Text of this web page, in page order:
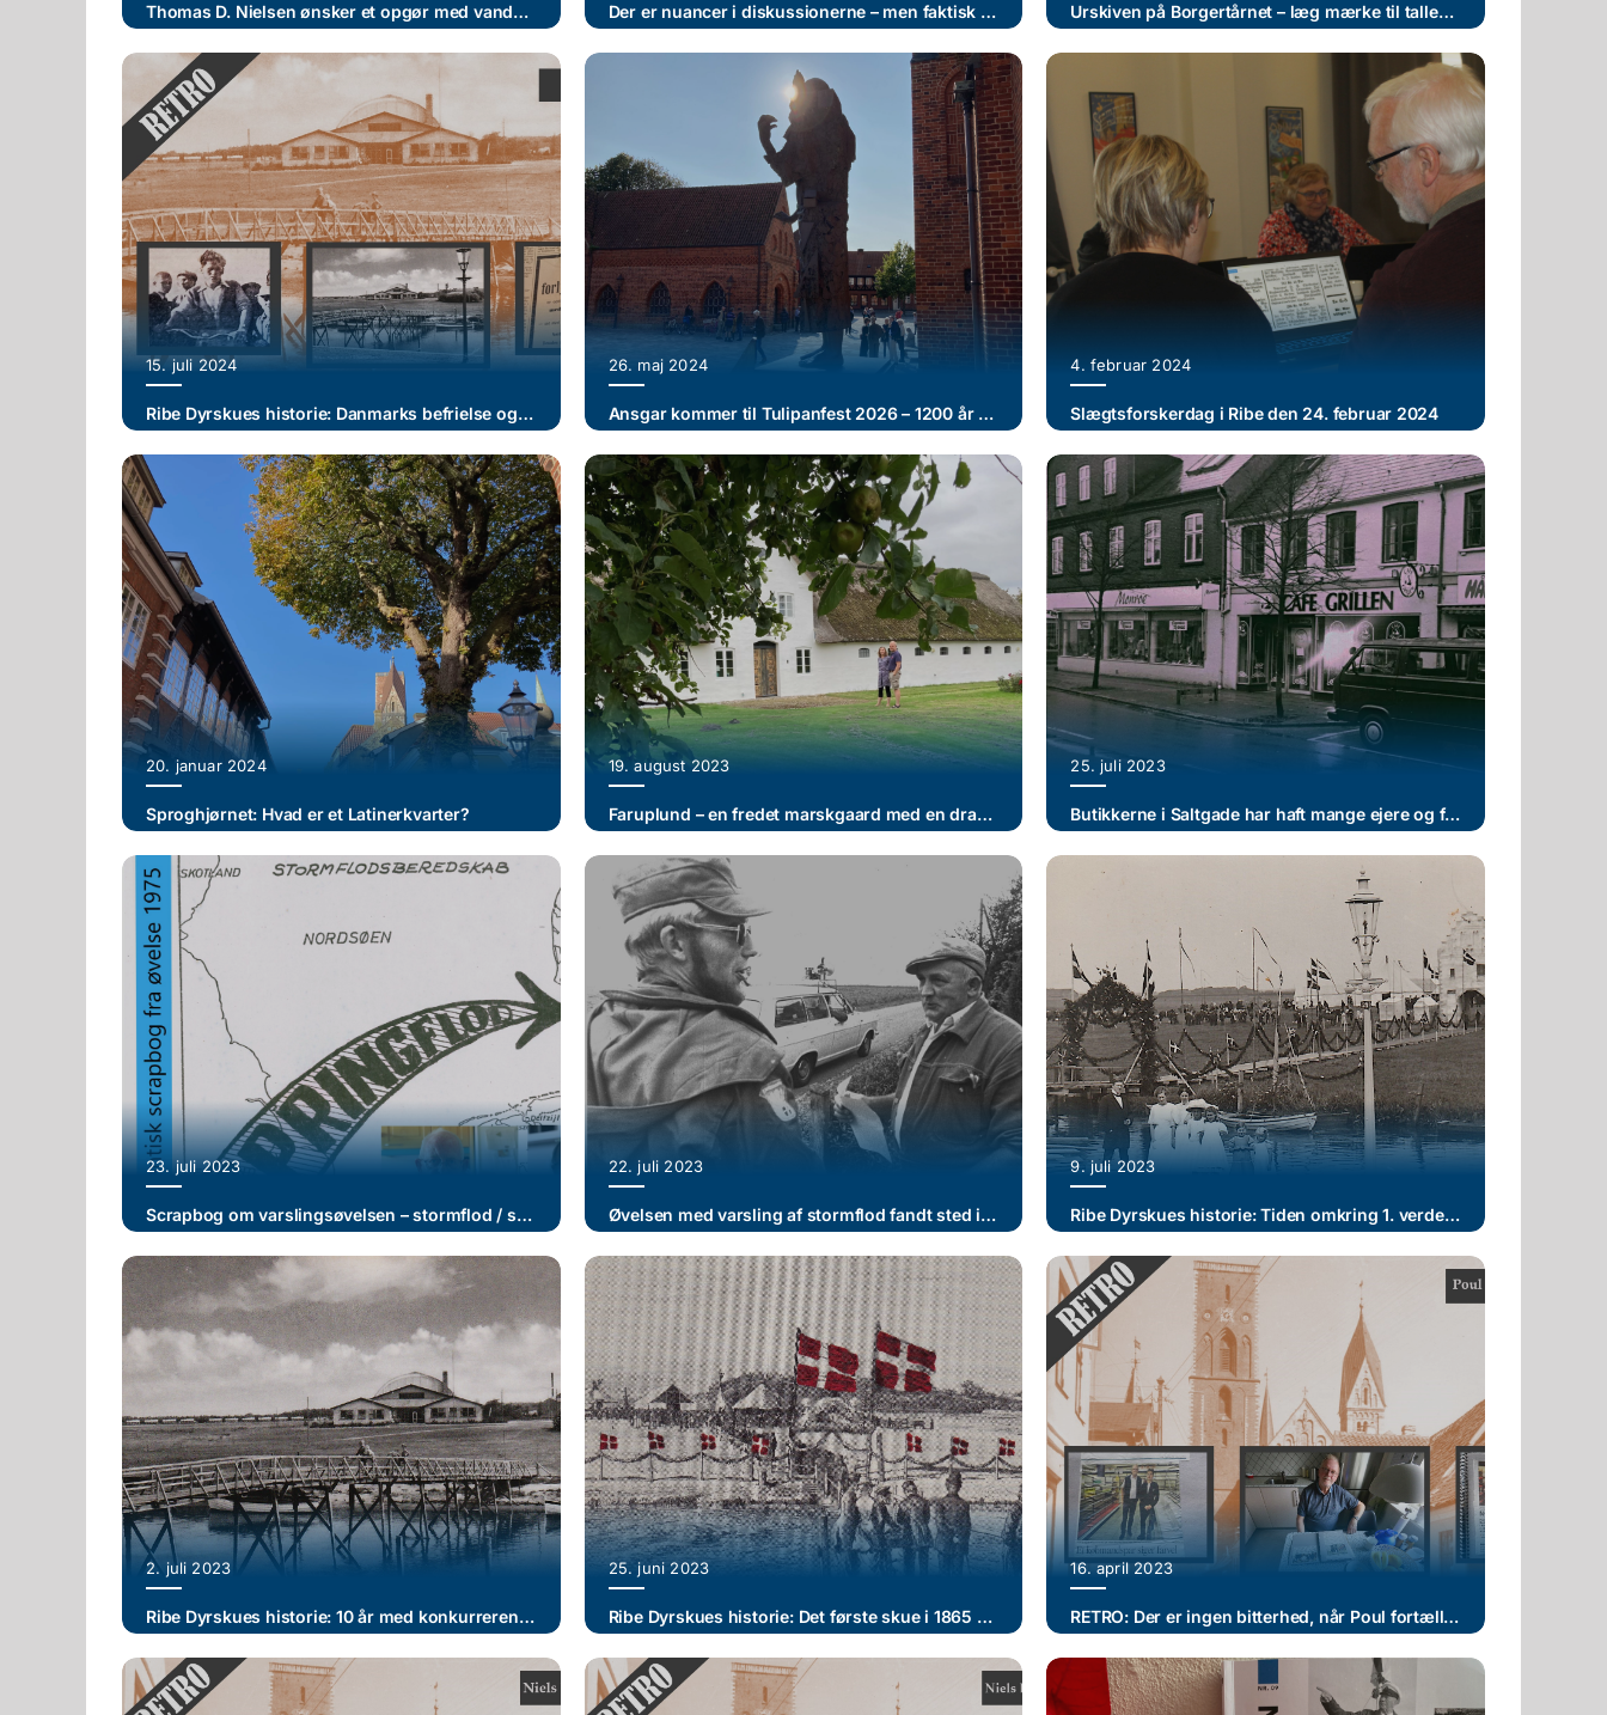
Thomas D. Nielsen ønsker et opgør med vandmærker og kommunens enegang på historiske billeder Der er nuancer i diskussionerne – men faktisk er der paralleller mellem gågade debatten i 1992 og trafikforsøgene i 2024/25 Urskiven på Borgertårnet – læg mærke til tallene i hjørnerne 1-8-8-4 – hvad mon de henviser til?
15. juli 2024
Ribe Dyrskues historie: Danmarks befrielse og 1950’ernes opblomstring (V)
26. maj 2024
Ansgar kommer til Tulipanfest 2026 – 1200 år efter han besøgte Ribe første gang
4. februar 2024
Slægtsforskerdag i Ribe den 24. februar 2024
20. januar 2024
Sproghjørnet: Hvad er et Latinerkvarter?
19. august 2023
Faruplund – en fredet marskgaard med en dramatisk historie
25. juli 2023
Butikkerne i Saltgade har haft mange ejere og funktioner – billedet er fra 1994
23. juli 2023
Scrapbog om varslingsøvelsen – stormflod / springflod – udarbejdet af Bent Christensen og Ernst Jensen (II)
22. juli 2023
Øvelsen med varsling af stormflod fandt sted i september 1975. Kun godt fire måneder senere i januar 1976 kom to stormfloder forbi (I)
9. juli 2023
Ribe Dyrskues historie: Tiden omkring 1. verdenskrig (III)
2. juli 2023
Ribe Dyrskues historie: 10 år med konkurrerende dyrskuer (II)
25. juni 2023
Ribe Dyrskues historie: Det første skue i 1865 og den nye grænse (I)
16. april 2023
RETRO: Der er ingen bitterhed, når Poul fortæller om sit mangeårige liv som købmand i Ribe – kunderne valgte discountbutikkerne!